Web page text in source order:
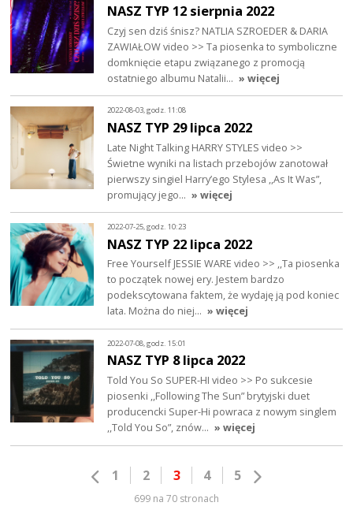
NASZ TYP 12 sierpnia 2022
Czyj sen dziś śnisz? NATLIA SZROEDER & DARIA
ZAWIAŁOW video >> Ta piosenka to symboliczne
domknięcie etapu związanego z promocją
ostatniego albumu Natalii… » więcej
2022-08-03, godz. 11:08
NASZ TYP 29 lipca 2022
Late Night Talking HARRY STYLES video >>
Świetne wyniki na listach przebojów zanotował
pierwszy singiel Harry’ego Stylesa ,,As It Was”,
promujący jego… » więcej
2022-07-25, godz. 10:23
NASZ TYP 22 lipca 2022
Free Yourself JESSIE WARE video >> ,,Ta piosenka
to początek nowej ery. Jestem bardzo
podekscytowana faktem, że wydaję ją pod koniec
lata. Można do niej… » więcej
2022-07-08, godz. 15:01
NASZ TYP 8 lipca 2022
Told You So SUPER-HI video >> Po sukcesie
piosenki ,,Following The Sun” brytyjski duet
producencki Super-Hi powraca z nowym singlem
,,Told You So”, znów… » więcej
1 2 3 4 5
699 na 70 stronach